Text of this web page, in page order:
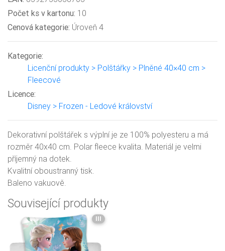
Počet ks v kartonu: 10
Cenová kategorie: Úroveň 4
Kategorie:
Licenční produkty > Polštářky > Plněné 40×40 cm >
Fleecové
Licence:
Disney > Frozen - Ledové království
Dekorativní polštářek s výplní je ze 100% polyesteru a má
rozměr 40x40 cm. Polar fleece kvalita. Materiál je velmi
příjemný na dotek.
Kvalitní oboustranný tisk.
Baleno vakuově.
Související produkty
III